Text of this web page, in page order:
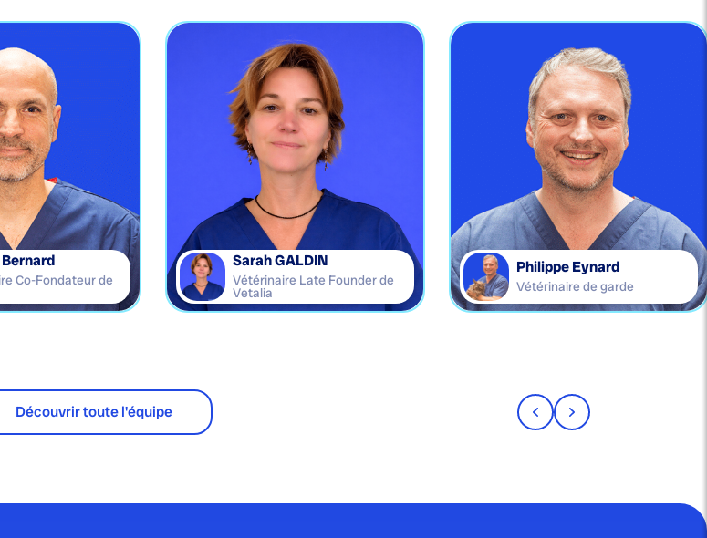
Co-Fondateur de
Sarah GALDIN
Vétérinaire Late Founder de
Vetalia
Philippe Eynard
Vétérinaire de garde
Découvrir toute l'équipe